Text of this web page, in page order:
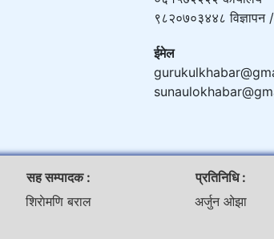
९८२०७०३४४८
ईमेल
सह सम्पादक :
शिराेमणि बराल
प्रतिनिधि :
अर्जुन ओझा